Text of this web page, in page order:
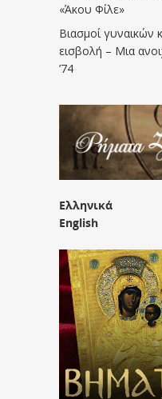
«Άκου Φίλε»
Βιασμοί γυναικών
εισβολή – Μια
’74
Ελληνικά
English